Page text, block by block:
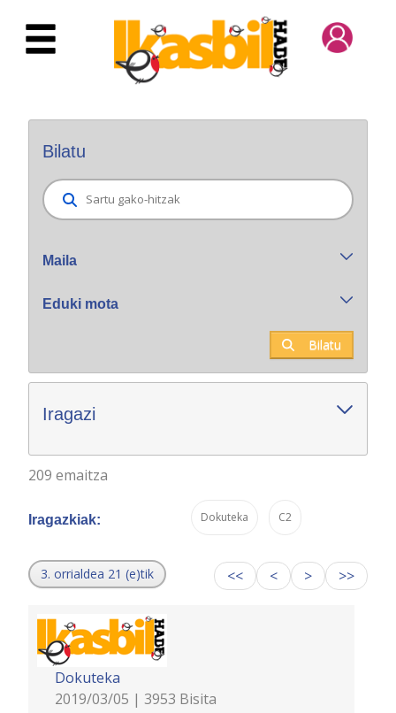
Eduki nagusira joan
Bilatu
Maila
Eduki mota
Bilatu
Iragazi
209 emaitza
Iragazkiak: Dokuteka C2
3. orrialdea 21 (e)tik << < > >>
Dokuteka
2019/03/05 | 3953 Bisita